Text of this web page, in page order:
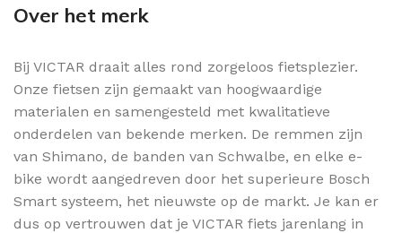
Over het merk
Bij VICTAR draait alles rond zorgeloos fietsplezier.
Onze fietsen zijn gemaakt van hoogwaardige
materialen en samengesteld met kwalitatieve
onderdelen van bekende merken. De remmen zijn
van Shimano, de banden van Schwalbe, en elke e-
bike wordt aangedreven door het superieure Bosch
Smart systeem, het nieuwste op de markt. Je kan er
dus op vertrouwen dat je VICTAR fiets jarenlang in